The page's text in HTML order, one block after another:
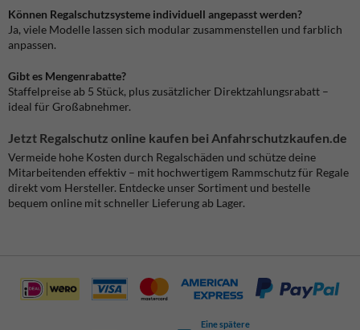
Können Regalschutzsysteme individuell angepasst werden?
Ja, viele Modelle lassen sich modular zusammenstellen und farblich
anpassen.
Gibt es Mengenrabatte?
Staffelpreise ab 5 Stück, plus zusätzlicher Direktzahlungsrabatt –
ideal für Großabnehmer.
Jetzt Regalschutz online kaufen bei Anfahrschutzkaufen.de
Vermeide hohe Kosten durch Regalschäden und schütze deine
Mitarbeitenden effektiv – mit hochwertigem Rammschutz für Regale
direkt vom Hersteller. Entdecke unser Sortiment und bestelle
bequem online mit schneller Lieferung ab Lager.
Eine spätere